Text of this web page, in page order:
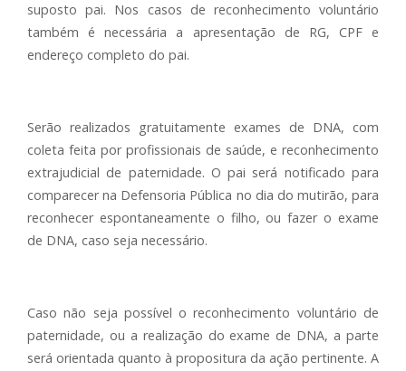
suposto pai. Nos casos de reconhecimento voluntário
também é necessária a apresentação de RG, CPF e
endereço completo do pai.
Serão realizados gratuitamente exames de DNA, com
coleta feita por profissionais de saúde, e reconhecimento
extrajudicial de paternidade. O pai será notificado para
comparecer na Defensoria Pública no dia do mutirão, para
reconhecer espontaneamente o filho, ou fazer o exame
de DNA, caso seja necessário.
Caso não seja possível o reconhecimento voluntário de
paternidade, ou a realização do exame de DNA, a parte
será orientada quanto à propositura da ação pertinente. A